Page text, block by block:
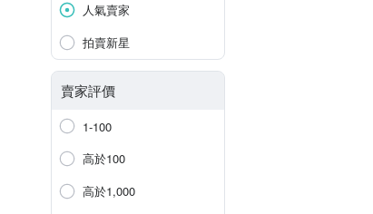
人氣賣家
拍賣新星
賣家評價
1-100
高於100
高於1,000